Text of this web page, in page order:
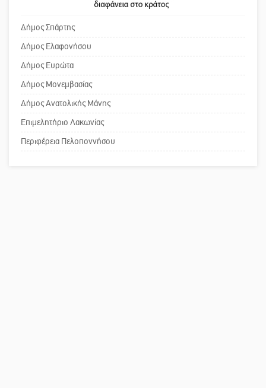
Πυροφυλάκιο στις Αιγιές
55 ετών και άνω
επιστολή στον δήμαρχο Σπάρτης για
κοινωνικής αναισθησίας
της Σπάρτης;
Δήμος Σπάρτης
Δήμος Ελαφονήσου
Δήμος Ευρώτα
Δήμος Μονεμβασίας
Δήμος Ανατολικής Μάνης
Επιμελητήριο Λακωνίας
Περιφέρεια Πελοποννήσου